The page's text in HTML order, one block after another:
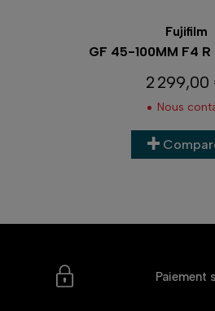
Fujifilm
GF 45-100MM F4 R
Prix
2
Nous
Paiement